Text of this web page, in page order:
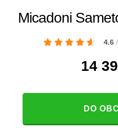
Micadoni
4.6 /
14
DO